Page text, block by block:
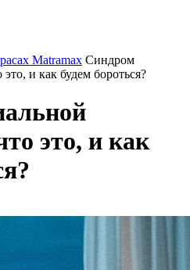
Matramax Синдром
и как будем бороться?
это, и как